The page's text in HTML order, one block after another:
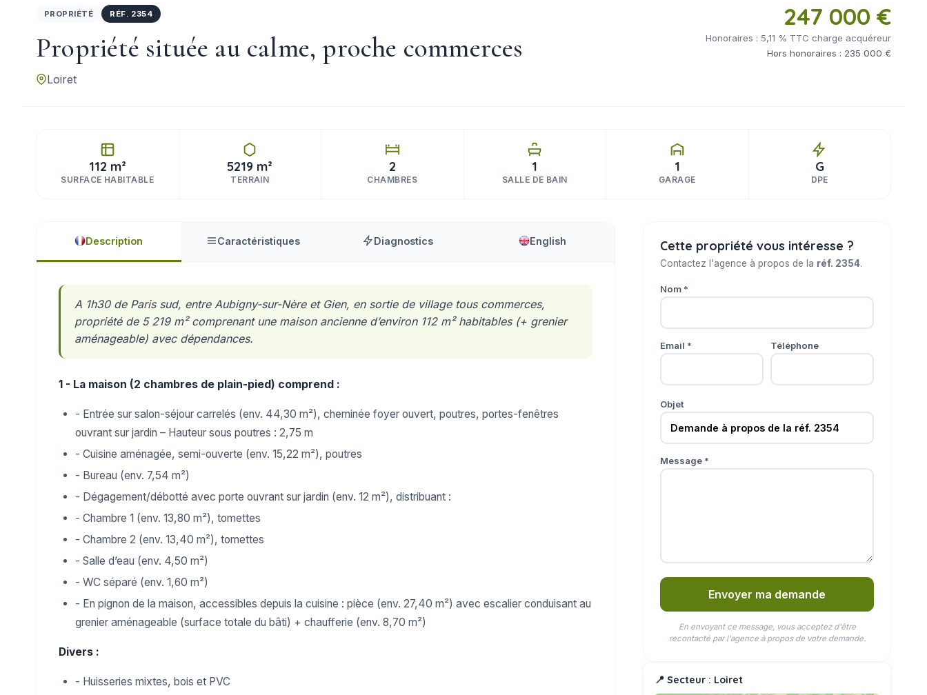
PROPRIÉTÉ RÉF. 2354
Propriété située au calme, proche commerces
Loiret
247 000 €
Honoraires : 5,11 % TTC charge acquéreur
Hors honoraires : 235 000 €
112 m²
SURFACE HABITABLE
5219 m²
TERRAIN
2
CHAMBRES
1
SALLE DE BAIN
1
GARAGE
G
DPE
Description Caractéristiques Diagnostics English
A 1h30 de Paris sud, entre Aubigny-sur-Nère et Gien, en sortie de village tous commerces,
propriété de 5 219 m² comprenant une maison ancienne d’environ 112 m² habitables (+ grenier
aménageable) avec dépendances.
1 - La maison (2 chambres de plain-pied) comprend :
- Entrée sur salon-séjour carrelés (env. 44,30 m²), cheminée foyer ouvert, poutres, portes-fenêtres
ouvrant sur jardin – Hauteur sous poutres : 2,75 m
- Cuisine aménagée, semi-ouverte (env. 15,22 m²), poutres
- Bureau (env. 7,54 m²)
- Dégagement/débotté avec porte ouvrant sur jardin (env. 12 m²), distribuant :
- Chambre 1 (env. 13,80 m²), tomettes
- Chambre 2 (env. 13,40 m²), tomettes
- Salle d’eau (env. 4,50 m²)
- WC séparé (env. 1,60 m²)
- En pignon de la maison, accessibles depuis la cuisine : pièce (env. 27,40 m²) avec escalier conduisant au
grenier aménageable (surface totale du bâti) + chaufferie (env. 8,70 m²)
Divers :
- Huisseries mixtes, bois et PVC
Cette propriété vous intéresse ?
Contactez l'agence à propos de la réf. 2354.
Nom *
Email * Téléphone
Objet
Message *
Envoyer ma demande
En envoyant ce message, vous acceptez d'être
recontacté par l'agence à propos de votre demande.
📍 Secteur : Loiret